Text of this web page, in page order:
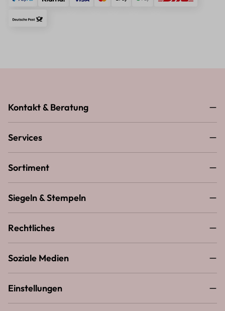
Kontakt & Beratung
Services
Sortiment
Siegeln & Stempeln
Rechtliches
Soziale Medien
Einstellungen